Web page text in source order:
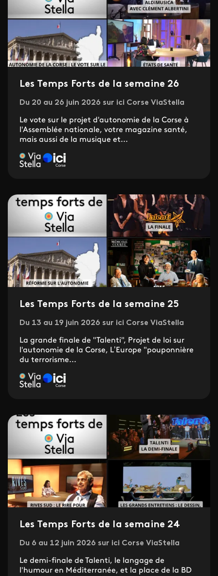
Les Temps Forts de la semaine 26
Du 20 au 26 juin 2026 sur ici Corse ViaStella
Le vote sur le projet d'autonomie de la Corse à
l'Assemblée nationale, votre magazine santé,
mais aussi de la musique et...
Les Temps Forts de la semaine 25
Du 13 au 19 juin 2026 sur ici Corse ViaStella
La grande finale de "Talenti", Projet de loi sur
l'autonomie de la Corse, L’Europe "pouponnière
du terrorisme...
Les Temps Forts de la semaine 24
Du 6 au 12 juin 2026 sur ici Corse ViaStella
Le demi-finale de Talenti, le langage de
l'humour en Méditerranée, et la place de la BD